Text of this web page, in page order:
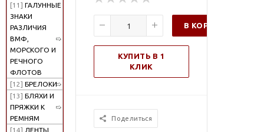
[11] ГАЛУННЫЕ
ЗНАКИ
РАЗЛИЧИЯ
ВМФ,
МОРСКОГО И
РЕЧНОГО
ФЛОТОВ
[12] БРЕЛОКИ
[13] БЛЯХИ И
ПРЯЖКИ К
РЕМНЯМ
[14] ЛЕНТЫ
В КОРЗИНУ
КУПИТЬ В 1
КЛИК
Поделиться